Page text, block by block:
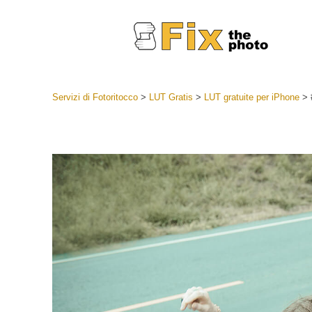
Collezioni
Migliori
Deal
Servizi di Fotoritocco> LUT Gratis > LUT gratuite per iPhone>